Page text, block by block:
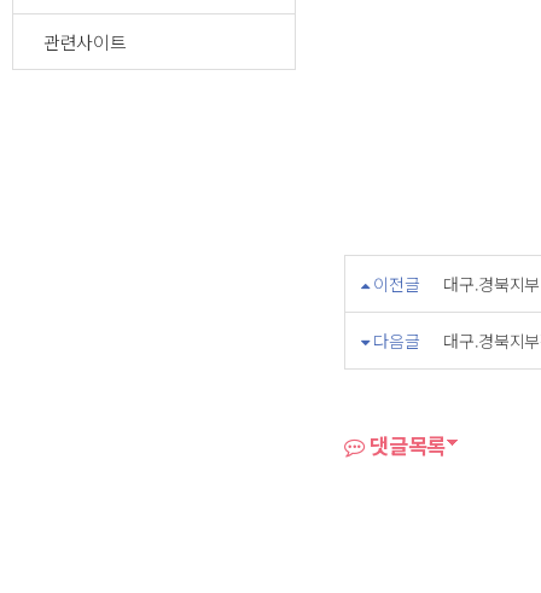
관련사이트
이전글 대구.경북지
다음글 대구.경북지
댓글목록